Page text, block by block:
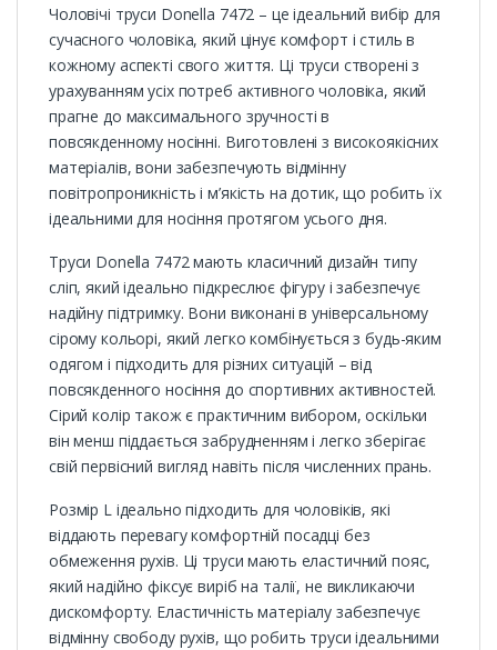
Чоловічі труси Donella 7472 – це ідеальний вибір для
сучасного чоловіка, який цінує комфорт і стиль в
кожному аспекті свого життя. Ці труси створені з
урахуванням усіх потреб активного чоловіка, який
прагне до максимального зручності в
повсякденному носінні. Виготовлені з високоякісних
матеріалів, вони забезпечують відмінну
повітропроникність і м’якість на дотик, що робить їх
ідеальними для носіння протягом усього дня.
Труси Donella 7472 мають класичний дизайн типу
сліп, який ідеально підкреслює фігуру і забезпечує
надійну підтримку. Вони виконані в універсальному
сірому кольорі, який легко комбінується з будь-яким
одягом і підходить для різних ситуацій – від
повсякденного носіння до спортивних активностей.
Сірий колір також є практичним вибором, оскільки
він менш піддається забрудненням і легко зберігає
свій первісний вигляд навіть після численних прань.
Розмір L ідеально підходить для чоловіків, які
віддають перевагу комфортній посадці без
обмеження рухів. Ці труси мають еластичний пояс,
який надійно фіксує виріб на талії, не викликаючи
дискомфорту. Еластичність матеріалу забезпечує
відмінну свободу рухів, що робить труси ідеальними